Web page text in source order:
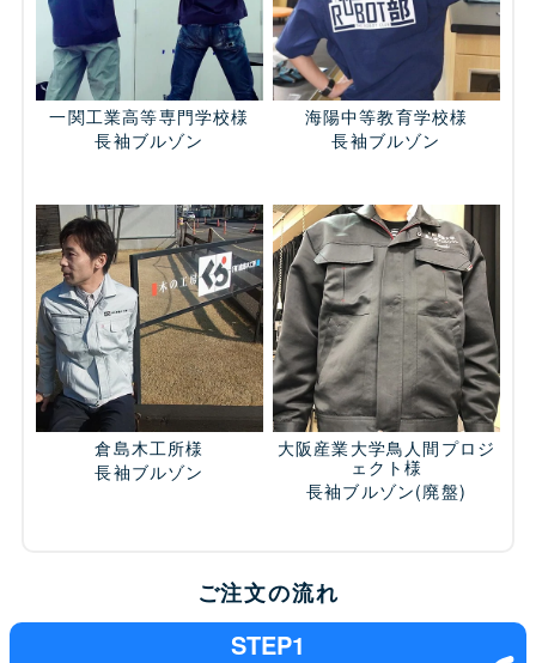
一関工業高等専門学校様
長袖ブルゾン
海陽中等教育学校様
長袖ブルゾン
倉島木工所様
長袖ブルゾン
大阪産業大学鳥人間プロジ
ェクト様
長袖ブルゾン(廃盤)
ご注文の流れ
STEP1